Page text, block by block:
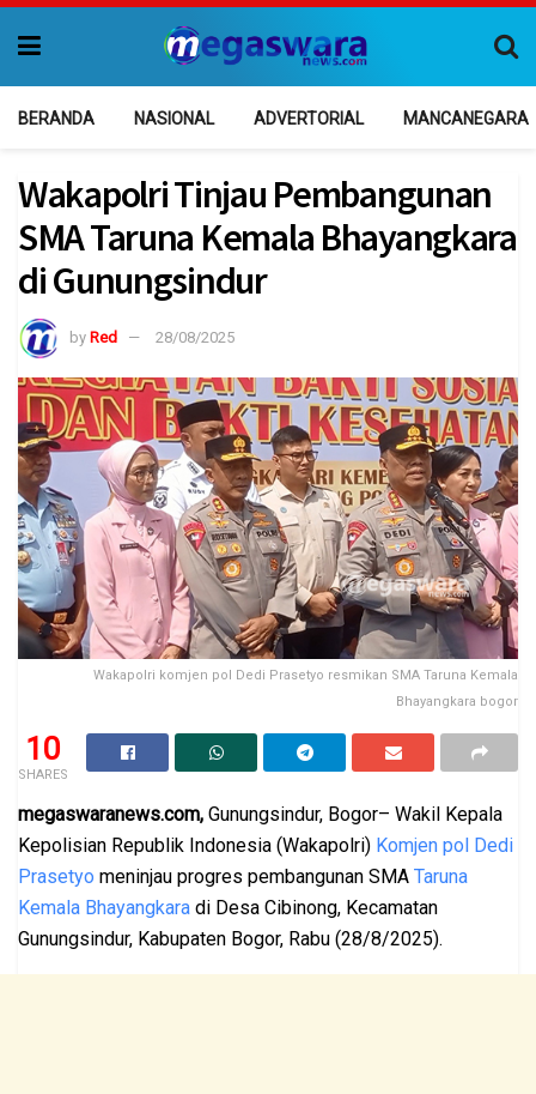
BERANDA NASIONAL ADVERTORIAL MANCANEGARA
Wakapolri Tinjau Pembangunan
SMA Taruna Kemala Bhayangkara
di Gunungsindur
by Red 28/08/2025
Wakapolri komjen pol Dedi Prasetyo resmikan SMA Taruna Kemala
Bhayangkara bogor
10
SHARES
megaswaranews.com, Gunungsindur, Bogor– Wakil Kepala
Kepolisian Republik Indonesia (Wakapolri) Komjen pol Dedi
Prasetyo meninjau progres pembangunan SMA Taruna
Kemala Bhayangkara di Desa Cibinong, Kecamatan
Gunungsindur, Kabupaten Bogor, Rabu (28/8/2025).